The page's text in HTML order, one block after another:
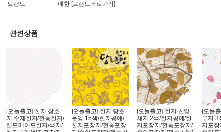
브랜드
예한 [브랜드바로가기]
관련상품
[오늘출고] 한지 창호
지 수제한지/전통한지/
핸드메이드한지/색지/
[오늘출고] 한지 당초
문양 15색/한지공예/
한지포장지/전통포장
[오늘출고] 한지 신잎
새지 2색/한지공예/한
지포장지/전통포장지/
[오늘
루지 3
지포